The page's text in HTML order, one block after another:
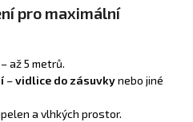
pro maximální
– až 5 metrů.
–vidlice do zásuvkynebo jiné
a vlhkých prostor.